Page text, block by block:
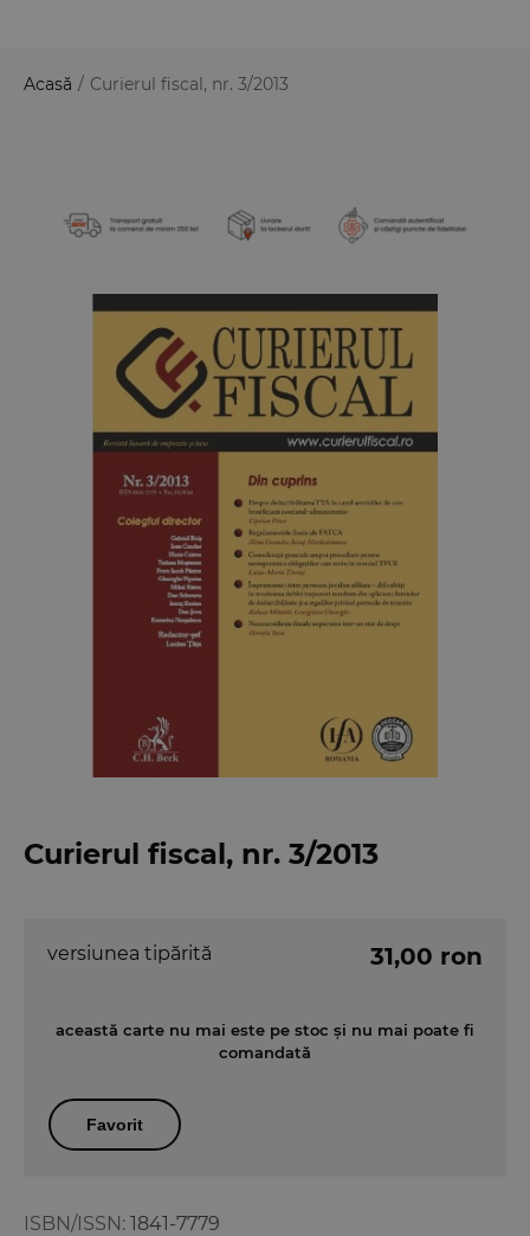
Acasă / Curierul fiscal, nr. 3/2013
Curierul fiscal, nr. 3/2013
ISBN/ISSN: 1841-7779
versiunea tipărită 31,00 ron
această carte nu mai este pe stoc și nu mai poate fi
comandată
Favorit